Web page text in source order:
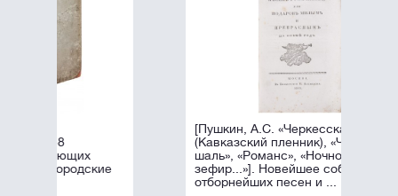
[Пушкин, А.С. «Черкесская песня»
(Кавказский пленник), «Черная
шаль», «Романс», «Ночной
зефир...»]. Новейшее собрание
отборнейших песен и ...